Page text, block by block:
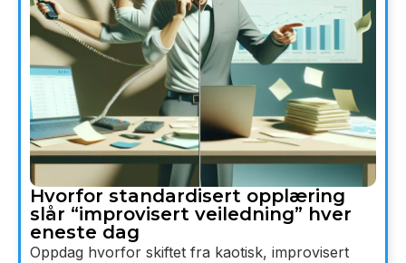
Hvorfor standardisert opplæring
slår “improvisert veiledning” hver
eneste dag
Oppdag hvorfor skiftet fra kaotisk, improvisert